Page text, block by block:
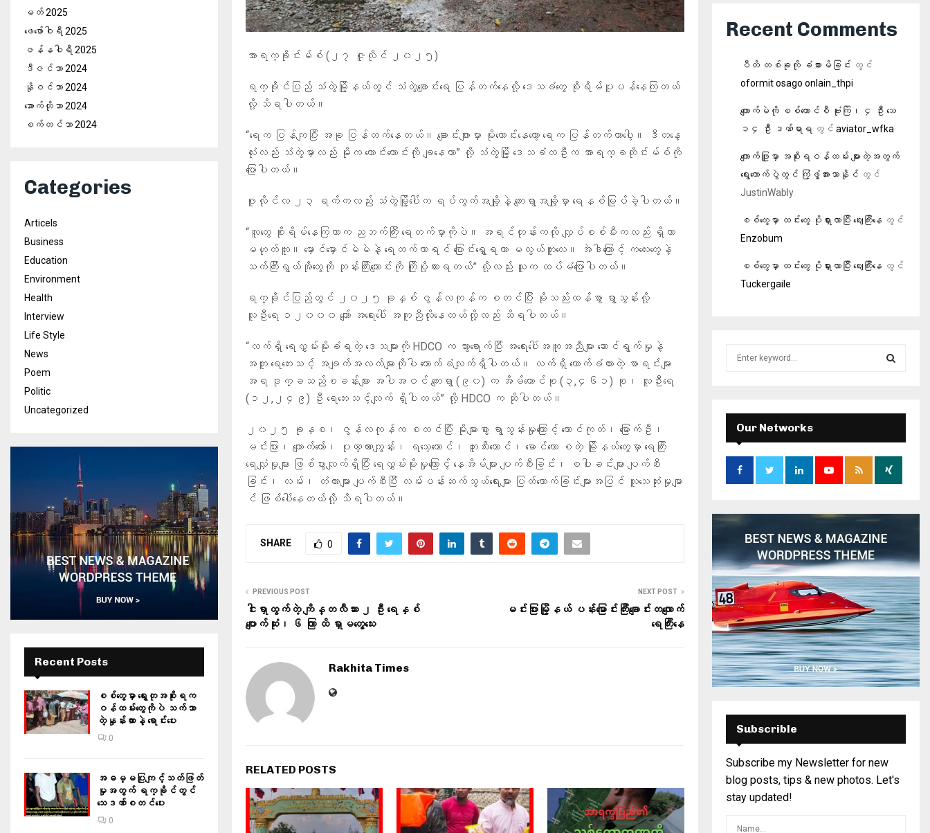
အာရက္ခိုင်းမ်စ် (၂၇ ဇူလိုင် ၂၀၂၅)
ရက္ခိုင်ပြည် သံတွဲမြို့နယ်တွင် သံတွဲချောင်းရေ ပြန်တက်နေလို့ ဒေသခံတွေ စိုးရိမ်ပူပန်နေကြတယ်
လို့ သိရပါတယ်။
“ရေက ပြန်ကျပြီး အခု ပြန်တက်နေတယ်။ ချောင်းဖျားမှာ မိုးကောင်းနေတော့ ရေက ပြန်တက်တာပေါ့။ ဒီတနေ့
လုံးလည်း သံတွဲမှာလည်း မိုးက ကောင်းကောင်းကို ချနေတာ” လို့ သံတွဲမြို့ ဒေသခံတဦးက အာရက္ခတိုင်းမ်စ်ကို
ပြောပါတယ်။
ဇူလိုင်လ ၂၃ ရက်ကလည်း သံတွဲမြို့ပေါ်က ရပ်ကွက်အချို့နဲ့ ကျေးရွာအချို့မှာ ရေနစ်မြုပ်ခဲ့ပါတယ်။
“လူတွေ စိုးရိမ်နေကြတာက ညဘက်ကြီး ရေတက်မှာကိုပဲ။ အရင်တုန်းကလို လျှပ်စစ်မီးကလည်း ရှိတာ
မဟုတ်ဘူး။ မှောင်မှောင်မဲမဲနဲ့ ရေတက်လာရင် ပြောင်းရွှေ့ရတာ မလွယ်ဘူးလေ။ အဲဒါကြောင့် ကလေးတွေနဲ့
သက်ကြီးရွယ်အိုတွေကို ဘုန်းကြီးကျောင်းကို ကြိုပို့ထားရတယ်” လို့လည်း သူက ထပ်မံပြောပါတယ်။
ရက္ခိုင်ပြည်တွင် ၂၀၂၅ ခုနှစ် ဇွန်လကုန်က စတင်ပြီး မိုးသည်းထန်စွာ ရွာသွန်းလို့
လူဦးရေ ၁၂၀၀၀ ကျော် အရေးပေါ် အကူညီလိုနေတယ်လို့လည်း သိရပါတယ်။
“လက်ရှိ ရေလွှမ်းမိုးခံရတဲ့ ဒေသများကို HDCO က သွားရောက်ပြီး အရေးပေါ်အကူအညီများ ဆောင်ရွက်မှုနဲ့
အတူ ရေဘေးသင့် အချက်အလက်များကိုပါ ကောက်ခံလျက်ရှိပါတယ်။ လက်ရှိ ကောက်ခံထားတဲ့ စာရင်းများ
အရ ဒုက္ခသည်စခန်းများ အပါအဝင် ကျေးရွာ (၉၀) က အိမ်ထောင်စု (၃,၄၆၁) စု၊ လူဦးရေ
(၁၂,၂၄၉) ဦး ရေဘေးသင့်လျက် ရှိပါတယ်” လို့ HDCO က ဆိုပါတယ်။
၂၀၂၅ ခုနှစ၊ ဇွန်လကုန်က စတင်ပြီး မိုးများစွာ ရွာသွန်းမှုကြောင့် တောင်ကုတ်၊ မြောက်ဦး၊
မင်းပြား၊ ကျောက်တော်၊ ပုဏ္ဏားကျွန်း၊ ရသေ့တောင်၊ ဘူးသီးတောင်၊ မောင်တော စတဲ့ မြိုနယ်တွေမှာ ရေကြီး
ရေလျှံမှုများ ဖြစ်ပွားလျက်ရှိပြီး ရေလွှမ်းမိုးမှုကြောင့် နေအိမ်များ ပျက်စီးခြင်း၊ စပါးခင်းများ ပျက်စီး
ခြင်း၊ လမ်း၊ တံတားများ ပျက်စီးပြီး လမ်းပန်းဆက်သွယ်ရေးများ ပြတ်တောက်ခြင်းများအပြင် လူသေဆုံးမှုမျာ
င် ဖြစ်ပေါ်နေတယ်လို့ သိရပါတယ်။
SHARE 0
PREVIOUS POST
ငါးရှာထွက်တဲ့ ကျိန္တလီသား ၂ ဦး ရေနှစ်
ပျောက်ဆုံး၊ ၆ ကြာ ထိ ရှာမတွေ့သေး
NEXT POST
မင်းပြားမြို့နယ် ပန်းမြောင်းကြီးချောင်းတလျောက်
ရေကြီးနေ
Rakhita Times
RELATED POSTS
မတ် 2025
ဖေ‌ဖော်ဝါရီ 2025
ဇန်နဝါရီ 2025
ဒီဇင်ဘာ 2024
နိုဝင်ဘာ 2024
အောက်တိုဘာ 2024
စက်တင်ဘာ 2024
Categories
Articels
Business
Education
Environment
Health
Interview
Life Style
News
Poem
Politic
Uncategorized
Recent Posts
စစ်တွေမှာ ရွေးတုအစိုးရက
ဝန်ထမ်းတွေကိုပဲ သက်သာ
တဲ့နှုန်းထားနဲ့ ရောင်းပေး
0
အဓမ္မပြုကျင့်သတ်ဖြတ်
မှုအတွက် ရက္ခိုင်တွင်
သေဒဏ်စတင်ပေး
0
Recent Comments
ပီတိ တစ်ခုကို ခံစားမိခြင်း တွင်
oformit osago onlain_thpi
ကျောက်မဲကို စစ်ကောင်စီ ဗုံးကြဲ၊ ၄ ဦး သေ
၁၄ ဦး ဒဏ်ရာရ တွင် aviator_wfka
ကျောက်ဖြူမှာ အစိုးရဝန်ထမ်း များတဲ့အတွက်
ရွေးကောက်ပွဲတွင် ကြံ့ဖွံ့အားသာနိုင် တွင်
JustinWably
စစ်တွေမှာ ထင်းတွေ ပိုရှားလာပြီး ဈေးကြီးနေ တွင်
Enzobum
စစ်တွေမှာ ထင်းတွေ ပိုရှားလာပြီး ဈေးကြီးနေ တွင်
Tuckergaile
:
E
A
R
Our Networks
Subscrible
Subscribe my Newsletter for new
blog posts, tips & new photos. Let's
stay updated!